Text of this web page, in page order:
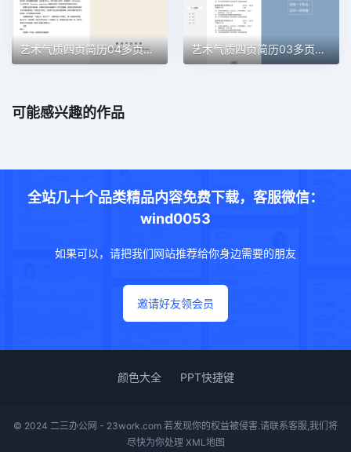
艺术气质四页简历04多页简历word模板 艺术气质四页简历03多页简历word模板
可能感兴趣的作品
全站几十个品类精品内容免费下载，客服微信：
wind0053
如果可以，请把我们网站推荐给你身边需要的朋友
邀请好友领会员
颜色大全 PPT快捷键
© 2024 二三办公网 - 23work.com 若发现你的权益被侵害.请联系客服,我们将
尽快为你处理 XML地图